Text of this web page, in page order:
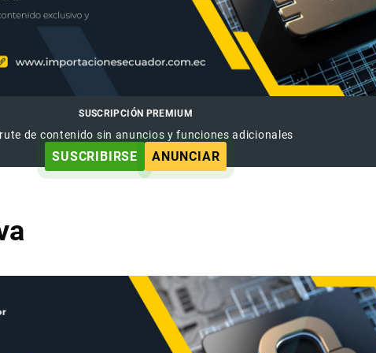
SUSCRIPCIÓN PREMIUM
de contenido sin anuncios y funciones adicionales
SUSCRIBIRSE ANUNCIAR